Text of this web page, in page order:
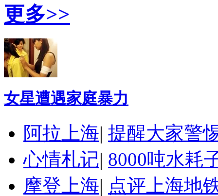
更多>>
女星遭遇家庭暴力
阿拉上海| 提醒大家警
心情札记| 8000吨水耗
摩登上海| 点评上海地